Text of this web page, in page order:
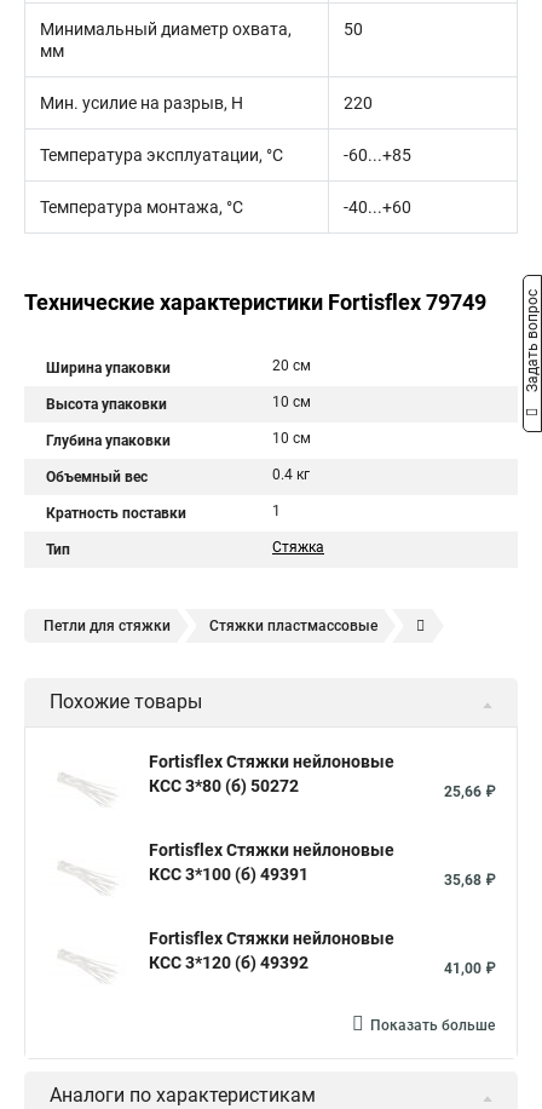
Минимальный диаметр охвата,
мм
50
Мин. усилие на разрыв, Н 220
Температура эксплуатации, °C -60...+85
Температура монтажа, °C -40...+60
Технические характеристики Fortisflex 79749
Ширина упаковки 20 см
Высота упаковки 10 см
Глубина упаковки 10 см
Объемный вес 0.4 кг
Кратность поставки 1
Тип Стяжка
Петли для стяжки Стяжки пластмассовые
Стяжки зажим Хомут стяжка нейлоновая купить в
Стяжка alt Хомуты стяжки труб Стяжки магазин
Стяжки для кабелей металлические
Хомут стяжка это Хомут стяжка саморез
Купить стяжки кабельную
Хорошие стяжки
Хомуты стяжки нейлон Хомуты стяжки труба
Похожие товары
Fortisflex Стяжки нейлоновые
КСС 3*80 (б) 50272
25,66 ₽
Fortisflex Стяжки нейлоновые
КСС 3*100 (б) 49391
35,68 ₽
Fortisflex Стяжки нейлоновые
КСС 3*120 (б) 49392
41,00 ₽
Показать больше
Аналоги по характеристикам
Задать вопрос